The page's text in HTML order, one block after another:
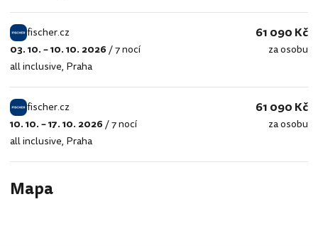
fischer.cz
fischer.cz
03. 10. – 10. 10. 2026/7 nocí
all inclusive, Praha
61 090 Kč
za osobu
fischer.cz
fischer.cz
10. 10. – 17. 10. 2026/7 nocí
all inclusive, Praha
61 090 Kč
za osobu
Mapa